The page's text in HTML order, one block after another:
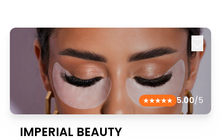
5.00/5
IMPERIAL BEAUTY